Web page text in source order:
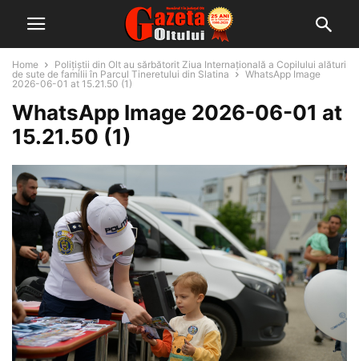
Home
Polițiștii din Olt au sărbătorit Ziua Internațională a Copilului alături
de sute de familii în Parcul Tineretului din Slatina
WhatsApp Image
2026-06-01 at 15.21.50 (1)
WhatsApp Image 2026-06-01 at
15.21.50 (1)